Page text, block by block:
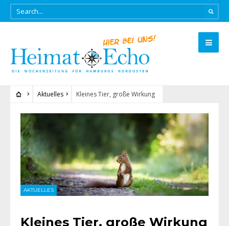
Aktuelles Kleines Tier, große Wirkung
AKTUELLES
Kleines Tier, große Wirkung